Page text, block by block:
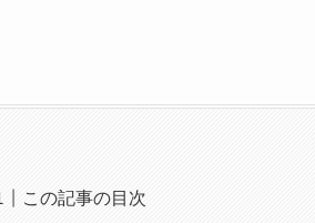
この記事の目次